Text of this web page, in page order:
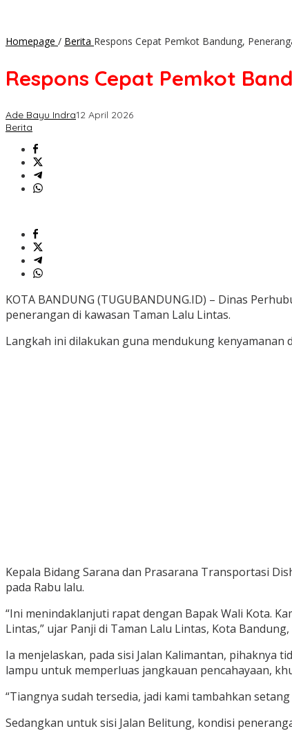
Homepage / Berita Respons Cepat Pemkot Bandung,
Respons Cepat Pemkot
Ade Bayu Indra12 April 2026
Berita
KOTA BANDUNG (TUGUBANDUNG.ID) – Dinas
penerangan di kawasan Taman Lalu Lintas.
Langkah ini dilakukan guna mendukung kenyamanan
Kepala Bidang Sarana dan Prasarana Transportasi
pada Rabu lalu.
“Ini menindaklanjuti rapat dengan Bapak Wali Kota.
Lintas,” ujar Panji di Taman Lalu Lintas, Kota Bandung,
Ia menjelaskan, pada sisi Jalan Kalimantan, pihaknya
lampu untuk memperluas jangkauan pencahayaan,
“Tiangnya sudah tersedia, jadi kami tambahkan
Sedangkan untuk sisi Jalan Belitung, kondisi